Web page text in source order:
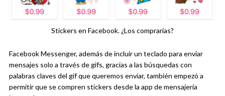
Stickers en Facebook. ¿Los comprarías?
Facebook Messenger, además de incluir un teclado para enviar
mensajes solo a través de gifs, gracias a las búsquedas con
palabras claves del gif que queremos enviar, también empezó a
permitir que se compren stickers desde la app de mensajería